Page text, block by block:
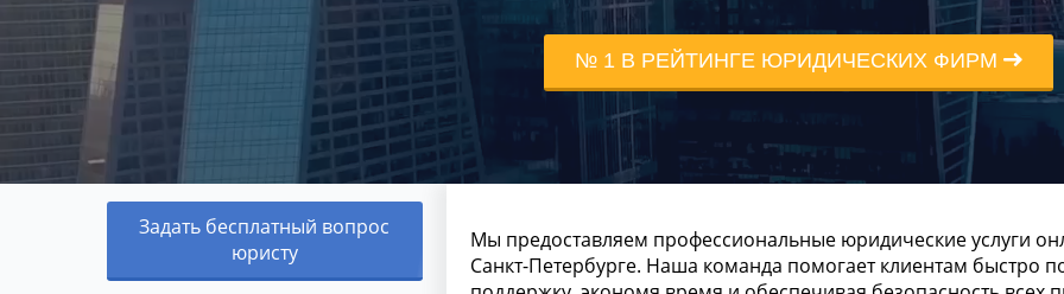
№ 1 В РЕЙТИНГЕ ЮРИДИЧЕСКИХ ФИРМ
Задать бесплатный вопрос
юристу
Мы предоставляем профессиональные юридические услуги
Санкт-Петербурге. Наша команда помогает клиентам быстро